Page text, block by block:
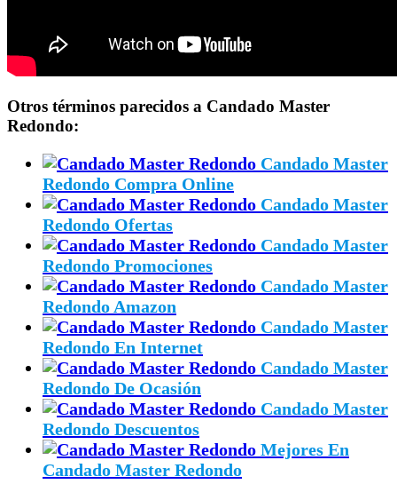
Otros términos parecidos a Candado Master
Redondo:
Candado Master
Redondo Compra Online
Candado Master
Redondo Ofertas
Candado Master
Redondo Promociones
Candado Master
Redondo Amazon
Candado Master
Redondo En Internet
Candado Master
Redondo De Ocasión
Candado Master
Redondo Descuentos
Mejores En
Candado Master Redondo